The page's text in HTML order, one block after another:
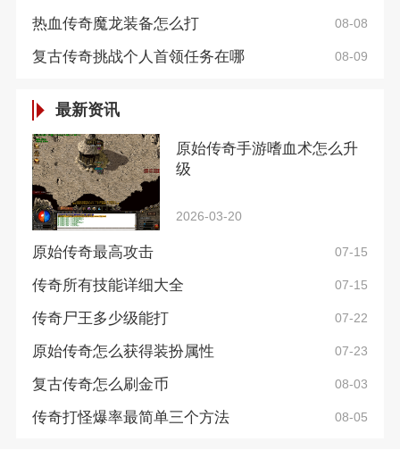
热血传奇魔龙装备怎么打 08-08
复古传奇挑战个人首领任务在哪 08-09
最新资讯
原始传奇手游嗜血术怎么升
级
2026-03-20
原始传奇最高攻击 07-15
传奇所有技能详细大全 07-15
传奇尸王多少级能打 07-22
原始传奇怎么获得装扮属性 07-23
复古传奇怎么刷金币 08-03
传奇打怪爆率最简单三个方法 08-05